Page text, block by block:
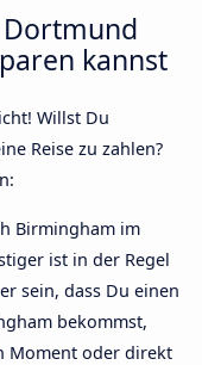
Dortmund
kannst
Willst Du
Reise zu zahlen?
Birmingham im
ist in der Regel
sein, dass Du einen
bekommst,
Moment oder direkt